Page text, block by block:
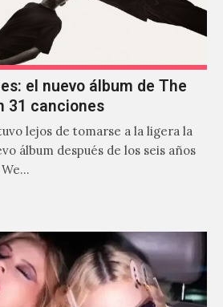
el nuevo álbum de The
31 canciones
lejos de tomarse a la ligera la
álbum después de los seis años
We…